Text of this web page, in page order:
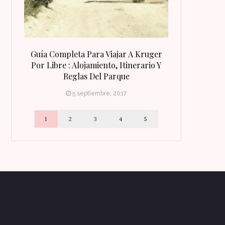
Guía Completa Para Viajar A Kruger
Por Libre : Alojamiento, Itinerario Y
Reglas Del Parque
5 septiembre, 2017
1 2 3 4 5